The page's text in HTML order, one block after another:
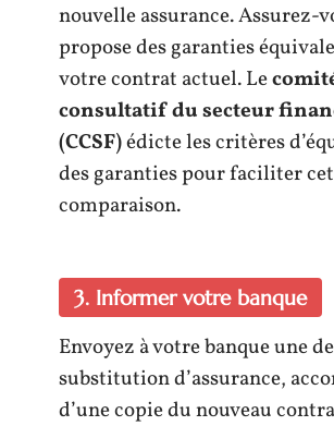
nouvelle assurance. Assurez-
propose des garanties
votre contrat actuel. Le
consultatif du secteur
(CCSF)édicte les critères
des garanties pour faciliter
comparaison.
3. Informer votre banque
Envoyez à votre banque une
substitution d’assurance,
d’une copie du nouveau